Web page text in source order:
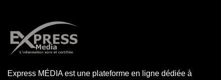
Express MÉDIA est une plateforme en ligne dédiée à